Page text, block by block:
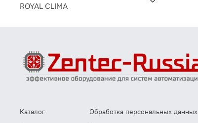
ROYAL CLIMA
Каталог
Обработка персональных данных